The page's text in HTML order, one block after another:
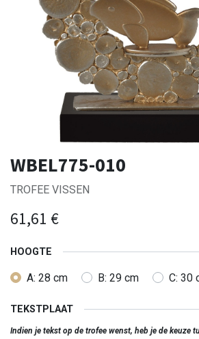
WBEL775-010
TROFEE VISSEN
61,61 €
HOOGTE
A: 28 cm B: 29 cm C: 30
TEKSTPLAAT
Indien je tekst op de trofee wenst, heb je de keuze